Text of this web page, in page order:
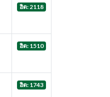
ฮิต: 2118
ฮิต: 1510
ฮิต: 1743